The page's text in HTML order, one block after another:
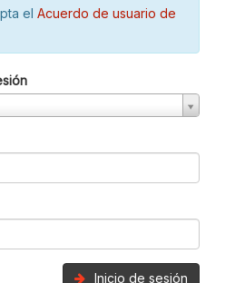
el Acuerdo de usuario de
Inicio de sesión